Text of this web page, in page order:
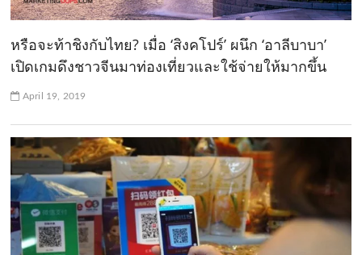
หรือจะท้าชิงกับไทย? เมื่อ ‘สิงคโปร์’ ผนึก ‘อาลีบาบา’
เปิดเกมดึงชาวจีนมาท่องเที่ยวและใช้จ่ายให้มากขึ้น
April 19, 2019